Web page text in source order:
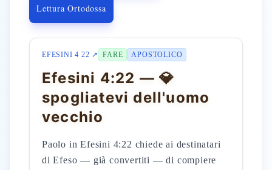
Lettura Ortodossa
EFESINI 4 22 ↗ FARE APOSTOLICO
Efesini 4:22 — 💎
spogliatevi dell'uomo
vecchio
Paolo in Efesini 4:22 chiede ai destinatari
di Efeso — già convertiti — di compiere